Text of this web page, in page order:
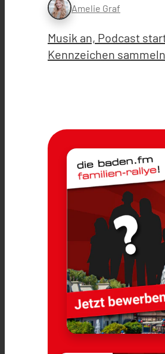
Amelie Graf
Musik an, Podcast
Kennzeichen